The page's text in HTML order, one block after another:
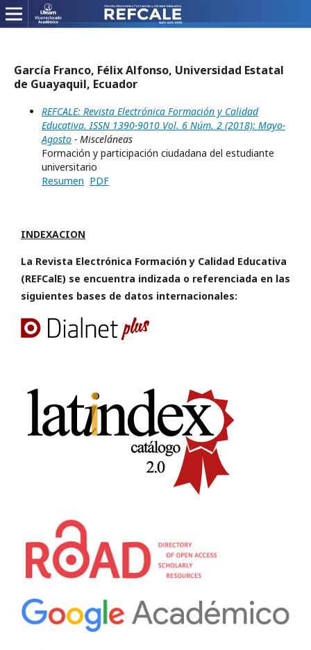
García Franco, Félix Alfonso, Universidad Estatal
de Guayaquil, Ecuador
REFCALE: Revista Electrónica Formación y Calidad
Educativa. ISSN 1390-9010 Vol. 6 Núm. 2 (2018): Mayo-
Agosto - Misceláneas
Formación y participación ciudadana del estudiante
universitario
Resumen PDF
INDEXACION
La Revista Electrónica Formación y Calidad Educativa
(REFCalE) se encuentra indizada o referenciada en las
siguientes bases de datos internacionales: